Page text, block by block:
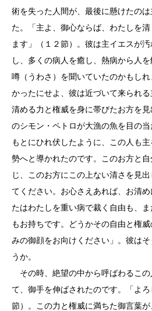
術を失った人間が、最後に懸けたの
た。「主よ、御心ならば、わたしを
ます」（１２節）。彼は主イエスが
し、多くの病人を癒し、熱病から人
噂（うわさ）を聞いていたのかもし
かったにせよ、彼は近づいて来られ
清める力と権威を身に帯びたお方を
のシモン・ペトロが大漁の魚を目の
もとにひれ伏したように、この人も
勢へと導かれたのです。このお方と
じ、このお方にこの上ない清さを見
てください。お心さえあれば、お清
たはわたしを重い病で裁く自由も、
もお持ちです。どうかその自由と権
みの御顔をお向けください」。彼は
うか。
その時、絶望の中から呼ばわるこ
て、御手を伸ばされたのです。「よ
節）。この力と権威に満ちた御言葉